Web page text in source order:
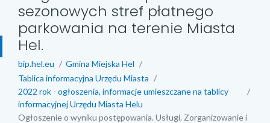
sezonowych stref płatnego
parkowania na terenie Miasta
Hel.
bip.hel.eu
Gmina Miejska Hel
Tablica informacyjna Urzędu Miasta
2022 rok - ogłoszenia, informacje umieszczane na tablicy
informacyjnej Urzędu Miasta Helu
Ogłoszenie o wyniku postępowania. Usługi. Zorganizowanie i